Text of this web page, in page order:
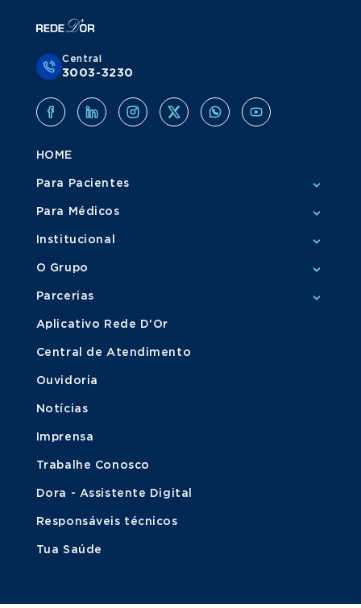
Central
3003-3230
HOME
Para Pacientes
Para Médicos
Institucional
O Grupo
Parcerias
Aplicativo Rede D'Or
Central de Atendimento
Ouvidoria
Notícias
Imprensa
Trabalhe Conosco
Dora - Assistente Digital
Responsáveis técnicos
Tua Saúde